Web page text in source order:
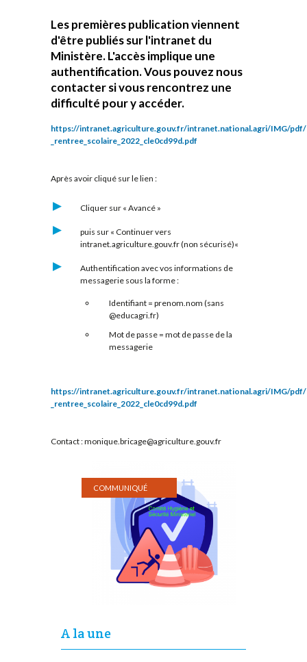
Les premières publication viennent
d'être publiés sur l'intranet du
Ministère. L'accès implique une
authentification. Vous pouvez nous
contacter si vous rencontrez une
difficulté pour y accéder.
https://intranet.agriculture.gouv.fr/intranet.national.agri/IMG/pdf/
_rentree_scolaire_2022_cle0cd99d.pdf
Après avoir cliqué sur le lien :
Cliquer sur « Avancé »
puis sur « Continuer vers
intranet.agriculture.gouv.fr (non sécurisé)«
Authentification avec vos informations de
messagerie sous la forme :
Identifiant = prenom.nom (sans
@educagri.fr)
Mot de passe = mot de passe de la
messagerie
https://intranet.agriculture.gouv.fr/intranet.national.agri/IMG/pdf/
_rentree_scolaire_2022_cle0cd99d.pdf
Contact : monique.bricage@agriculture.gouv.fr
COMMUNIQUÉ
A la une